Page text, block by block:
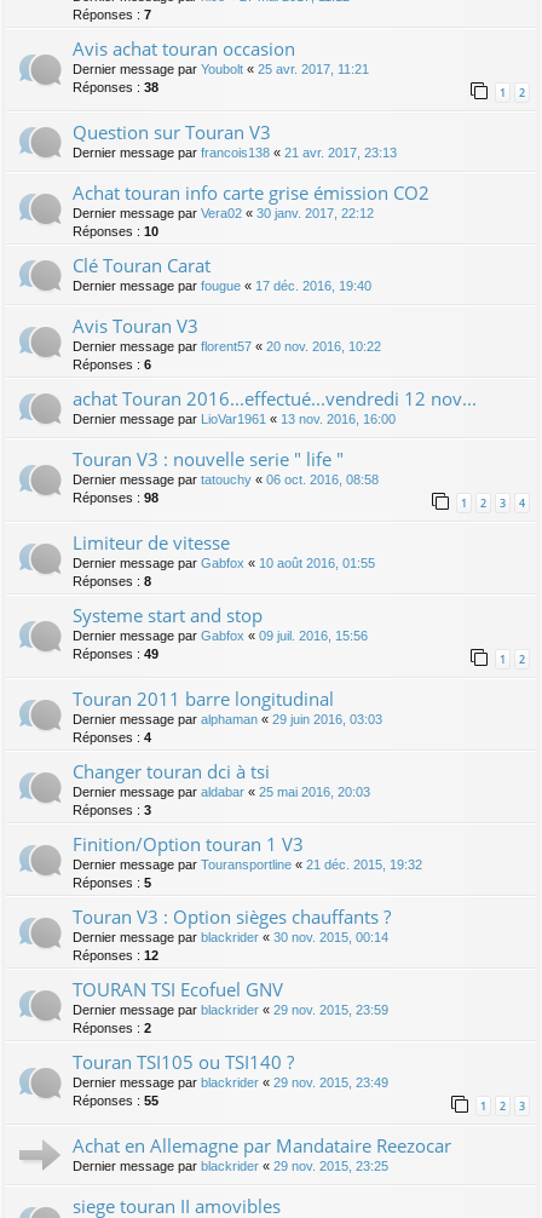
Réponses : 7
Avis achat touran occasion
Dernier message par Youbolt « 25 avr. 2017, 11:21
Réponses : 38 1 2
Question sur Touran V3
Dernier message par francois138 « 21 avr. 2017, 23:13
Achat touran info carte grise émission CO2
Dernier message par Vera02 « 30 janv. 2017, 22:12
Réponses : 10
Clé Touran Carat
Dernier message par fougue « 17 déc. 2016, 19:40
Avis Touran V3
Dernier message par florent57 « 20 nov. 2016, 10:22
Réponses : 6
achat Touran 2016...effectué...vendredi 12 nov...
Dernier message par LioVar1961 « 13 nov. 2016, 16:00
Touran V3 : nouvelle serie " life "
Dernier message par tatouchy « 06 oct. 2016, 08:58
Réponses : 98 1 2 3 4
Limiteur de vitesse
Dernier message par Gabfox « 10 août 2016, 01:55
Réponses : 8
Systeme start and stop
Dernier message par Gabfox « 09 juil. 2016, 15:56
Réponses : 49 1 2
Touran 2011 barre longitudinal
Dernier message par alphaman « 29 juin 2016, 03:03
Réponses : 4
Changer touran dci à tsi
Dernier message par aldabar « 25 mai 2016, 20:03
Réponses : 3
Finition/Option touran 1 V3
Dernier message par Touransportline « 21 déc. 2015, 19:32
Réponses : 5
Touran V3 : Option sièges chauffants ?
Dernier message par blackrider « 30 nov. 2015, 00:14
Réponses : 12
TOURAN TSI Ecofuel GNV
Dernier message par blackrider « 29 nov. 2015, 23:59
Réponses : 2
Touran TSI105 ou TSI140 ?
Dernier message par blackrider « 29 nov. 2015, 23:49
Réponses : 55 1 2 3
Achat en Allemagne par Mandataire Reezocar
Dernier message par blackrider « 29 nov. 2015, 23:25
siege touran II amovibles